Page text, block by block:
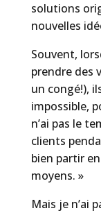
solutions
nouvelles
Souvent,
prendre des
un congé!),
impossible,
n’ai pas le
clients
bien partir
moyens. »
Mais je n’ai